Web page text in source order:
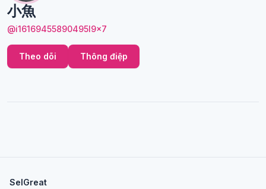
小魚
@i16169455890495I9x7
Theo dõi Thông điệp
SelGreat